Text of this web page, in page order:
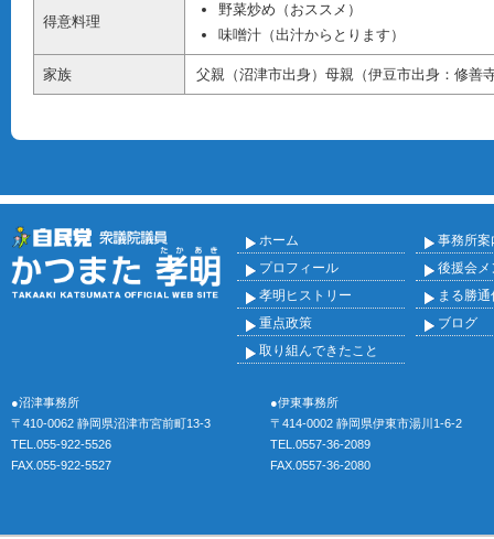
得意料理
野菜炒め（おススメ）
味噌汁（出汁からとります）
家族 父親（沼津市出身）母親（伊豆市出身：修善
ホーム
プロフィール
孝明ヒストリー
重点政策
取り組んできたこと
事務所案
後援会メ
まる勝通
ブログ
●沼津事務所
〒410-0062 静岡県沼津市宮前町13-3
TEL.055-922-5526
FAX.055-922-5527
●伊東事務所
〒414-0002 静岡県伊東市湯川1-6-2
TEL.0557-36-2089
FAX.0557-36-2080